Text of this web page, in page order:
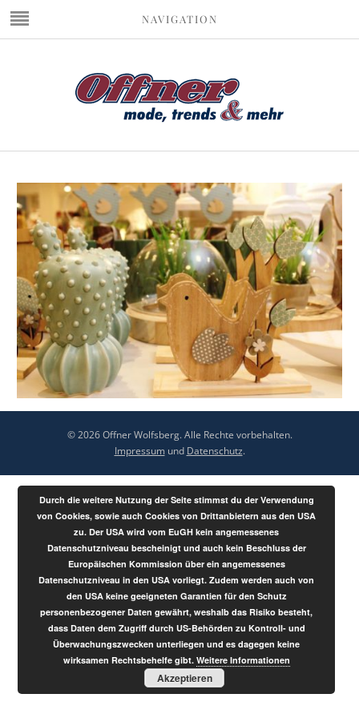
NAVIGATION
© 2026 Offner Wolfsberg. Alle Rechte vorbehalten.
Impressumund Datenschutz.
Durch die weitere Nutzung der Seite stimmst du der Verwendung
von Cookies, sowie auch Cookies von Drittanbietern aus den USA
zu. Der USA wird vom EuGH kein angemessenes
Datenschutzniveau bescheinigt und auch kein Beschluss der
Europäischen Kommission über ein angemessenes
Datenschutzniveau in den USA vorliegt. Zudem werden auch von
den USA keine geeigneten Garantien für den Schutz
personenbezogener Daten gewährt, weshalb das Risiko besteht,
dass Daten dem Zugriff durch US-Behörden zu Kontroll- und
Überwachungszwecken unterliegen und es dagegen keine
wirksamen Rechtsbehelfe gibt. Weitere Informationen
Akzeptieren